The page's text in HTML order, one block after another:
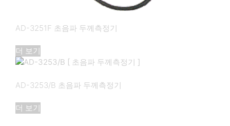
AD-3251F 초음파 두께측정기
더 보기
AD-3253/B 초음파 두께측정기
더 보기